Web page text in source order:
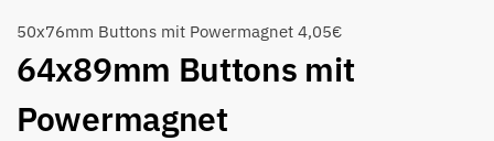
50x76mm Buttons mit Powermagnet 4,05€
64x89mm Buttons mit
Powermagnet